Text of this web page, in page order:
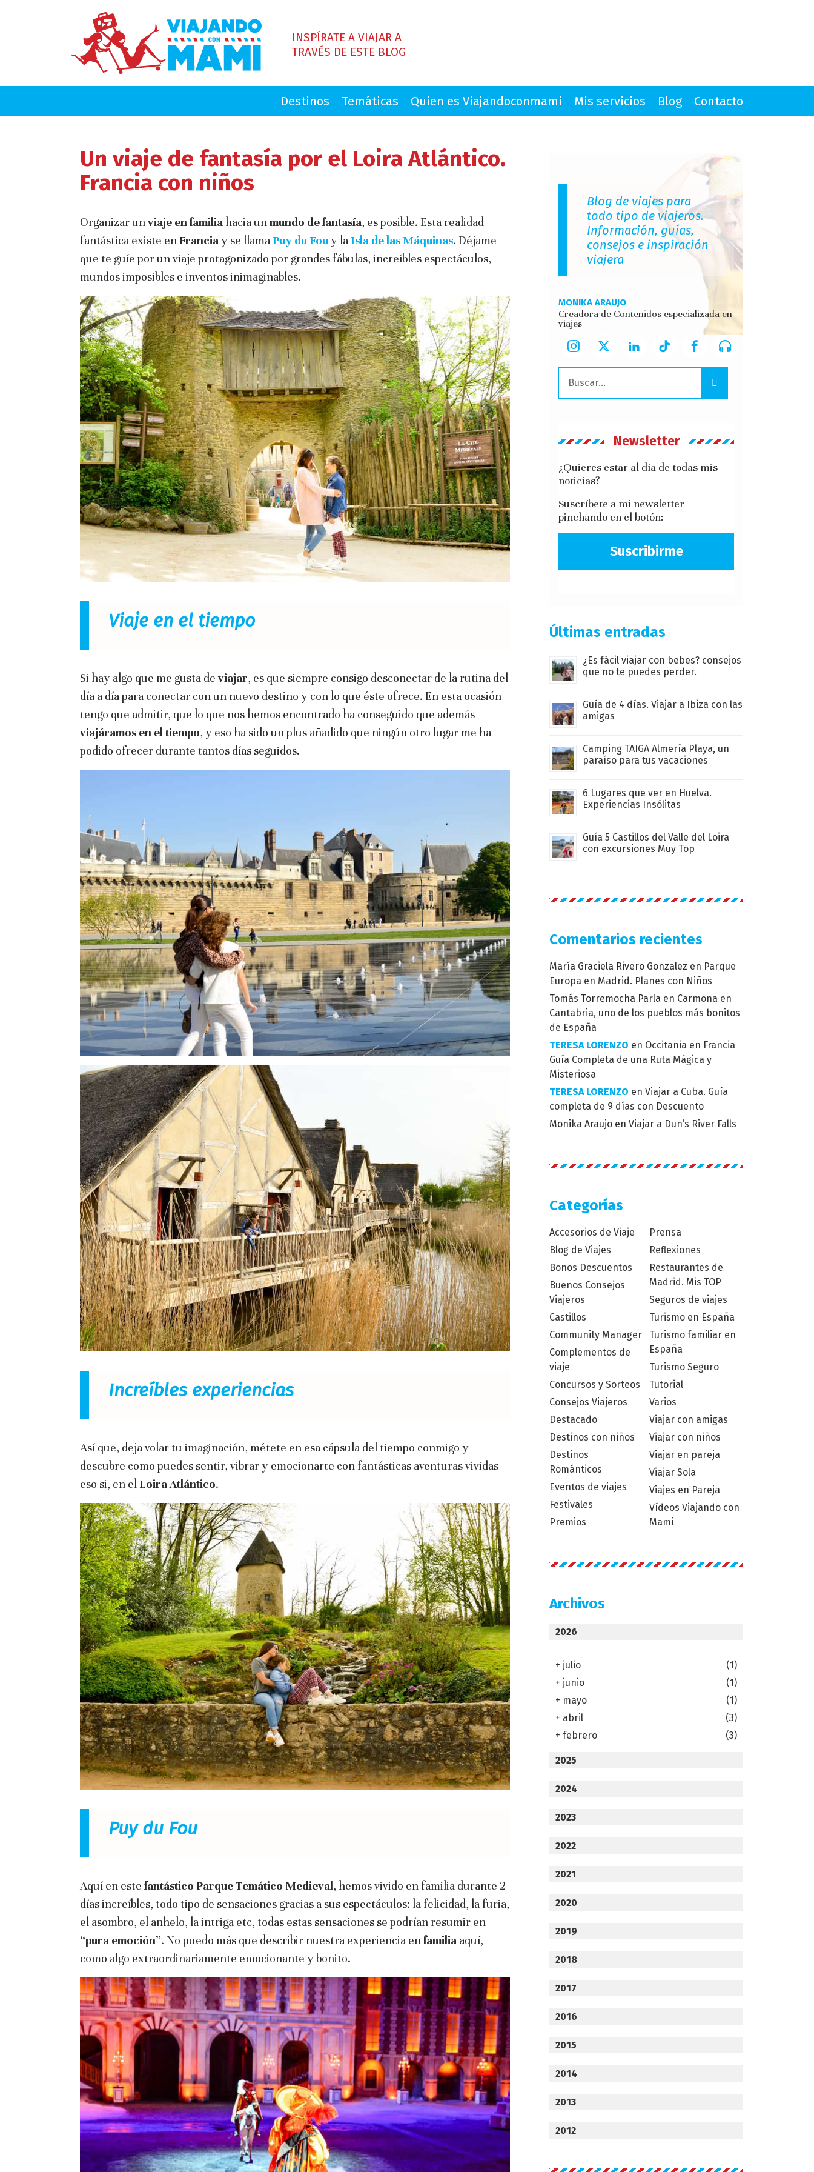
INSPÍRATE A VIAJAR A
TRAVÉS DE ESTE BLOG
Destinos Temáticas Quien es Viajandoconmami Mis servicios Blog Contacto
Un viaje de fantasía por el Loira Atlántico.
Francia con niños
Organizar unviaje en familia hacia unmundo de fantasía, es posible. Esta realidad
fantástica existe en Franciay se llama Puy du Fouy la Isla de las Máquinas. Déjame
que te guíe por un viaje protagonizado por grandes fábulas, increíbles espectáculos,
mundos imposibles e inventos inimaginables.
Viaje en el tiempo
Si hay algo que me gusta deviajar, es que siempre consigo desconectar de la rutina del
día a día para conectar con un nuevo destino y con lo que éste ofrece. En esta ocasión
tengo que admitir, que lo que nos hemos encontrado ha conseguido que además
viajáramos en el tiempo, y eso ha sido un plus añadido que ningún otro lugar me ha
podido ofrecer durante tantos días seguidos.
Increíbles experiencias
Así que, deja volar tu imaginación, métete en esa cápsula del tiempo conmigo y
descubre como puedes sentir, vibrar y emocionarte con fantásticas aventuras vividas
eso si, en el Loira Atlántico.
Puy du Fou
Aquí en este fantástico Parque Temático Medieval, hemos vivido en familia durante 2
días increíbles, todo tipo de sensaciones gracias a sus espectáculos: la felicidad, la furia,
el asombro, el anhelo, la intriga etc, todas estas sensaciones se podrían resumir en
“pura emoción”. No puedo más que describir nuestra experiencia en familia aquí,
como algo extraordinariamente emocionante y bonito.
Blog de viajes para
todo tipo de viajeros.
Información, guías,
consejos e inspiración
viajera
MONIKA ARAUJO
Creadora de Contenidos especializada en
viajes
Buscar:
Newsletter
¿Quieres estar al día de todas mis
noticias?
Suscríbete a mi newsletter
pinchando en el botón:
Suscribirme
Últimas entradas
¿Es fácil viajar con bebes? consejos
que no te puedes perder.
Guía de 4 días. Viajar a Ibiza con las
amigas
Camping TAIGA Almería Playa, un
paraíso para tus vacaciones
6 Lugares que ver en Huelva.
Experiencias Insólitas
Guía 5 Castillos del Valle del Loira
con excursiones Muy Top
Comentarios recientes
María Graciela Rivero Gonzalez en Parque
Europa en Madrid. Planes con Niños
Tomás Torremocha Parla en Carmona en
Cantabria, uno de los pueblos más bonitos
de España
TERESA LORENZO en Occitania en Francia
Guía Completa de una Ruta Mágica y
Misteriosa
TERESA LORENZO en Viajar a Cuba. Guía
completa de 9 días con Descuento
Monika Araujo en Viajar a Dun’s River Falls
Categorías
Accesorios de Viaje
Blog de Viajes
Bonos Descuentos
Buenos Consejos
Viajeros
Castillos
Community Manager
Complementos de
viaje
Concursos y Sorteos
Consejos Viajeros
Destacado
Destinos con niños
Destinos
Románticos
Eventos de viajes
Festivales
Premios
Prensa
Reflexiones
Restaurantes de
Madrid. Mis TOP
Seguros de viajes
Turismo en España
Turismo familiar en
España
Turismo Seguro
Tutorial
Varios
Viajar con amigas
Viajar con niños
Viajar en pareja
Viajar Sola
Viajes en Pareja
Vídeos Viajando con
Mami
Archivos
2026
+ julio
(1)
+ junio
(1)
+ mayo
(1)
+ abril
(3)
+ febrero (3)
2025
2024
2023
2022
2021
2020
2019
2018
2017
2016
2015
2014
2013
2012